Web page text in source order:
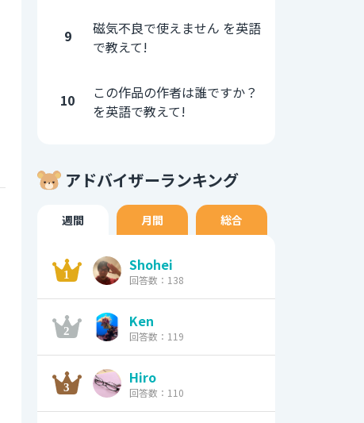
9
磁気不良で使えません を英語
で教えて!
10
この作品の作者は誰ですか？
を英語で教えて!
アドバイザーランキング
週間 月間 総合
Shohei
回答数：138
Ken
回答数：119
Hiro
回答数：110